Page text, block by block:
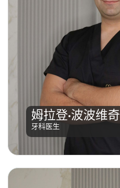
姆拉登·波波维奇
牙科医生阅读更多